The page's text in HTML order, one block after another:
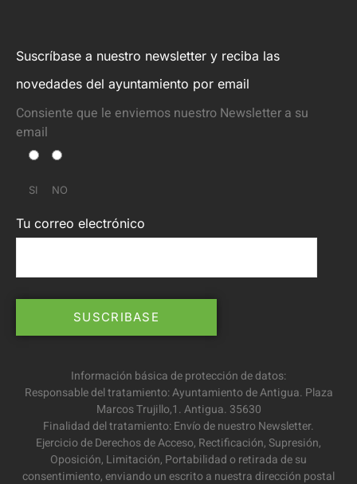
Suscríbase a nuestro newsletter y reciba las
novedades del ayuntamiento por email
Consiente que le enviemos nuestro Newsletter a su
email
SI NO
Tu correo electrónico
Información básica de protección de datos:
Responsable del tratamiento: Ayuntamiento de Antigua. Plaza
Marcos Trujillo,1. Antigua. 35630
Finalidad del tratamiento: Envío de nuestro Newsletter.
Ejercicio de Derechos de Acceso, Rectificación, Supresión,
Oposición, Limitación, Portabilidad o retirada de su
consentimiento, enviando un escrito a nuestra dirección postal